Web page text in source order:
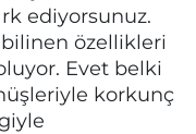
ediyorsunuz.
özellikleri
Evet belki
korkunç